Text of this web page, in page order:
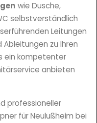
wie Dusche,
selbstverständlich
Leitungen
Ableitungen zu Ihren
ein kompetenter
anbieten
professioneller
für Neulußheim bei